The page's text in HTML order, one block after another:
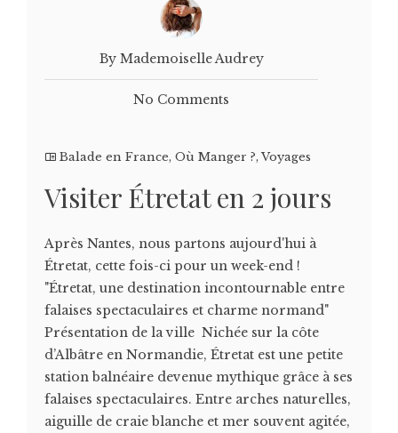
By Mademoiselle Audrey
No Comments
Balade en France, Où Manger ?,Voyages
Visiter Étretat en 2 jours
Après Nantes, nous partons aujourd'hui à
Étretat, cette fois-ci pour un week-end !
"Étretat, une destination incontournable entre
falaises spectaculaires et charme normand"
Présentation de la ville Nichée sur la côte
d’Albâtre en Normandie, Étretat est une petite
station balnéaire devenue mythique grâce à ses
falaises spectaculaires. Entre arches naturelles,
aiguille de craie blanche et mer souvent agitée,